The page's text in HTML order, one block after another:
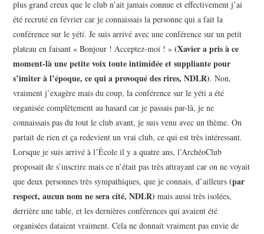
plus grand creux que le club n’ait jamais connue et effectivement j’ai
été recruté en février car je connaissais la personne qui a fait la
conférence sur le yéti. Je suis arrivé avec une conférence sur un petit
plateau en faisant « Bonjour ! Acceptez-moi ! »(Xavier a pris à ce
moment-là une petite voix toute intimidée et suppliante pour
s’imiter à l’époque, ce qui a provoqué des rires, NDLR). Non,
vraiment j’exagère mais du coup, la conférence sur le yéti a été
organisée complètement au hasard car je passais par-là, je ne
connaissais pas du tout le club avant, je suis venu avec un thème. On
partait de rien et ça redevient un vrai club, ce qui est très intéressant.
Lorsque je suis arrivé à l’École il y a quatre ans, l’ArchéoClub
proposait de s’inscrire mais ce n’était pas très attrayant car on ne voyait
que deux personnes très sympathiques, que je connais, d’ailleurs(par
respect, aucun nom ne sera cité, NDLR) mais aussi très isolées,
derrière une table, et les dernières conférences qui avaient été
organisées dataient vraiment. Cela ne donnait vraiment pas envie de